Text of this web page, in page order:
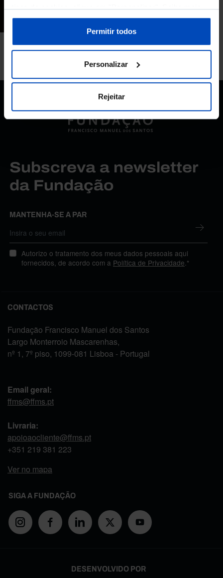
tipos de cookies, clique em "Personalizar". Saiba mais
sobre cookies através da gestão de preferências ou da
Política de Cookies.
Permitir todos
Personalizar
Rejeitar
27/11/2019
Subscreva a newsletter
da Fundação
MANTENHA-SE A PAR
Autorizo o tratamento dos meus dados pessoais aqui
fornecidos, de acordo com a Política de Privacidade .*
CONTACTOS
Fundação Francisco Manuel dos Santos
Largo Monterroio Mascarenhas,
nº 1, 7º piso, 1099-081 Lisboa - Portugal
Email geral:
ffms@ffms.pt
Livraria:
apoioaocliente@ffms.pt
+351 219 381 223
Ver no mapa
SIGA A FUNDAÇÃO
DESENVOLVIDO POR